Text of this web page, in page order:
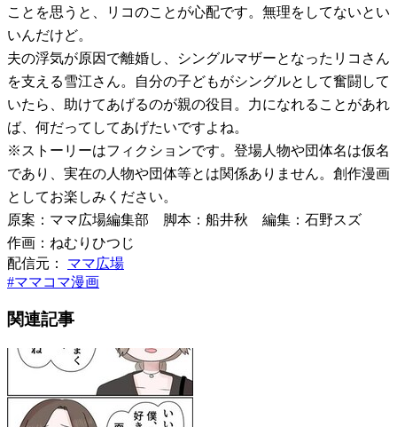
ことを思うと、リコのことが心配です。無理をしてないとい
いんだけど。
夫の浮気が原因で離婚し、シングルマザーとなったリコさん
を支える雪江さん。自分の子どもがシングルとして奮闘して
いたら、助けてあげるのが親の役目。力になれることがあれ
ば、何だってしてあげたいですよね。
※ストーリーはフィクションです。登場人物や団体名は仮名
であり、実在の人物や団体等とは関係ありません。創作漫画
としてお楽しみください。
原案：ママ広場編集部 脚本：船井秋 編集：石野スズ
作画：ねむりひつじ
配信元： ママ広場
#ママコマ漫画
関連記事